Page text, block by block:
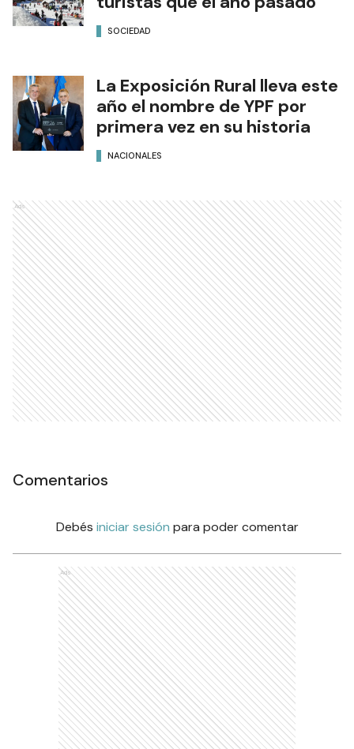
SOCIEDAD
La Exposición Rural lleva este
año el nombre de YPF por
primera vez en su historia
NACIONALES
Ads
Comentarios
Debés iniciar sesión para poder comentar
Ads